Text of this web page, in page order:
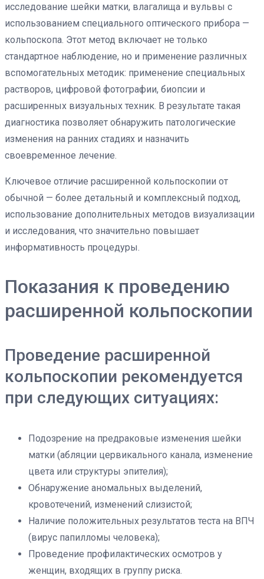
исследование шейки матки, влагалища и вульвы с
использованием специального оптического прибора —
кольпоскопа. Этот метод включает не только
стандартное наблюдение, но и применение различных
вспомогательных методик: применение специальных
растворов, цифровой фотографии, биопсии и
расширенных визуальных техник. В результате такая
диагностика позволяет обнаружить патологические
изменения на ранних стадиях и назначить
своевременное лечение.
Ключевое отличие расширенной кольпоскопии от
обычной — более детальный и комплексный подход,
использование дополнительных методов визуализации
и исследования, что значительно повышает
информативность процедуры.
Показания к проведению
расширенной кольпоскопии
Проведение расширенной
кольпоскопии рекомендуется
при следующих ситуациях:
Подозрение на предраковые изменения шейки
матки (абляции цервикального канала, изменение
цвета или структуры эпителия);
Обнаружение аномальных выделений,
кровотечений, изменений слизистой;
Наличие положительных результатов теста на ВПЧ
(вирус папилломы человека);
Проведение профилактических осмотров у
женщин, входящих в группу риска.